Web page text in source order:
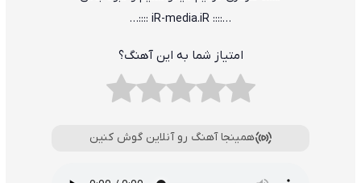
…:::: iR-media.iR ::::…
امتیاز شما به این آهنگ؟
همینجا آهنگ رو آنلاین گوش کنین